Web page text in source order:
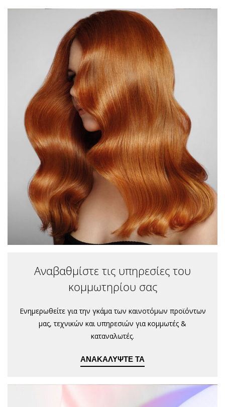
Αναβαθμίστε τις υπηρεσίες του
κομμωτηρίου σας
Ενημερωθείτε για την γκάμα των καινοτόμων προϊόντων
μας, τεχνικών και υπηρεσιών για κομμωτές &
καταναλωτές.
ΑΝΑΚΑΛΎΨΤΕ ΤΑ